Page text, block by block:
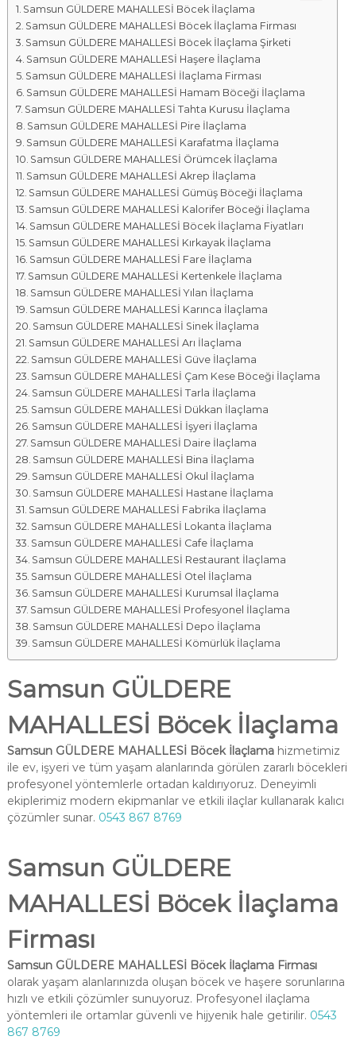
a
l
a
r
ı
Samsun GÜLDERE MAHALLESİ Böcek İlaçlama
Samsun GÜLDERE MAHALLESİ Böcek İlaçlama Firması
Samsun GÜLDERE MAHALLESİ Böcek İlaçlama Şirketi
Samsun GÜLDERE MAHALLESİ Haşere İlaçlama
Samsun GÜLDERE MAHALLESİ İlaçlama Firması
Samsun GÜLDERE MAHALLESİ Hamam Böceği İlaçlama
Samsun GÜLDERE MAHALLESİ Tahta Kurusu İlaçlama
Samsun GÜLDERE MAHALLESİ Pire İlaçlama
Samsun GÜLDERE MAHALLESİ Karafatma İlaçlama
Samsun GÜLDERE MAHALLESİ Örümcek İlaçlama
Samsun GÜLDERE MAHALLESİ Akrep İlaçlama
Samsun GÜLDERE MAHALLESİ Gümüş Böceği İlaçlama
Samsun GÜLDERE MAHALLESİ Kalorifer Böceği İlaçlama
Samsun GÜLDERE MAHALLESİ Böcek İlaçlama Fiyatları
Samsun GÜLDERE MAHALLESİ Kırkayak İlaçlama
Samsun GÜLDERE MAHALLESİ Fare İlaçlama
Samsun GÜLDERE MAHALLESİ Kertenkele İlaçlama
Samsun GÜLDERE MAHALLESİ Yılan İlaçlama
Samsun GÜLDERE MAHALLESİ Karınca İlaçlama
Samsun GÜLDERE MAHALLESİ Sinek İlaçlama
Samsun GÜLDERE MAHALLESİ Arı İlaçlama
Samsun GÜLDERE MAHALLESİ Güve İlaçlama
Samsun GÜLDERE MAHALLESİ Çam Kese Böceği İlaçlama
Samsun GÜLDERE MAHALLESİ Tarla İlaçlama
Samsun GÜLDERE MAHALLESİ Dükkan İlaçlama
Samsun GÜLDERE MAHALLESİ İşyeri İlaçlama
Samsun GÜLDERE MAHALLESİ Daire İlaçlama
Samsun GÜLDERE MAHALLESİ Bina İlaçlama
Samsun GÜLDERE MAHALLESİ Okul İlaçlama
Samsun GÜLDERE MAHALLESİ Hastane İlaçlama
Samsun GÜLDERE MAHALLESİ Fabrika İlaçlama
Samsun GÜLDERE MAHALLESİ Lokanta İlaçlama
Samsun GÜLDERE MAHALLESİ Cafe İlaçlama
Samsun GÜLDERE MAHALLESİ Restaurant İlaçlama
Samsun GÜLDERE MAHALLESİ Otel İlaçlama
Samsun GÜLDERE MAHALLESİ Kurumsal İlaçlama
Samsun GÜLDERE MAHALLESİ Profesyonel İlaçlama
Samsun GÜLDERE MAHALLESİ Depo İlaçlama
Samsun GÜLDERE MAHALLESİ Kömürlük İlaçlama
Samsun GÜLDERE
MAHALLESİ Böcek İlaçlama
Samsun GÜLDERE MAHALLESİ Böcek İlaçlamahizmetimiz
ile ev, işyeri ve tüm yaşam alanlarında görülen zararlı böcekleri
profesyonel yöntemlerle ortadan kaldırıyoruz. Deneyimli
ekiplerimiz modern ekipmanlar ve etkili ilaçlar kullanarak kalıcı
çözümler sunar. 0543 867 8769
Samsun GÜLDERE
MAHALLESİ Böcek İlaçlama
Firması
Samsun GÜLDERE MAHALLESİ Böcek İlaçlama Firması
olarak yaşam alanlarınızda oluşan böcek ve haşere sorunlarına
hızlı ve etkili çözümler sunuyoruz. Profesyonel ilaçlama
yöntemleri ile ortamlar güvenli ve hijyenik hale getirilir. 0543
867 8769